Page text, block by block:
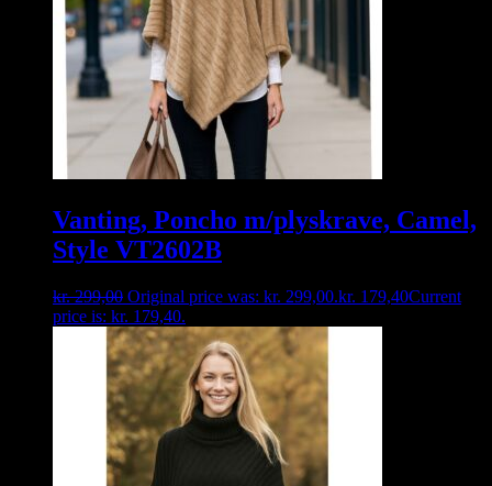
Vanting, Poncho m/plyskrave, Camel,
Style VT2602B
kr.299,00 Original price was: kr. 299,00.kr. 179,40Current
price is: kr. 179,40.